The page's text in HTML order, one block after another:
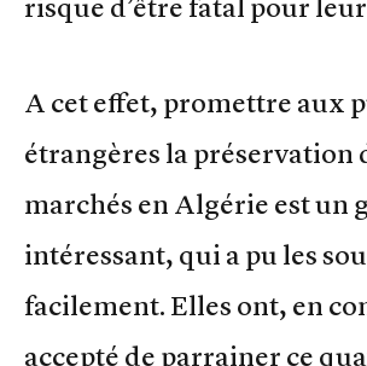
risque d’être fatal pour
A cet effet, promettre aux
étrangères la préservation
marchés en Algérie est un
intéressant, qui a pu les
facilement. Elles ont, en
accepté de parrainer ce